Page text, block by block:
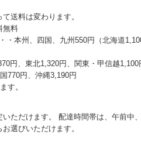
送料は変わります。
無料
・本州、四国、九州550円（北海道
円、東北1,320円、関東・甲信越1,100
770円、沖縄3,190円
す。
ただけます。 配達時間帯は、午前中
選びいただけます。